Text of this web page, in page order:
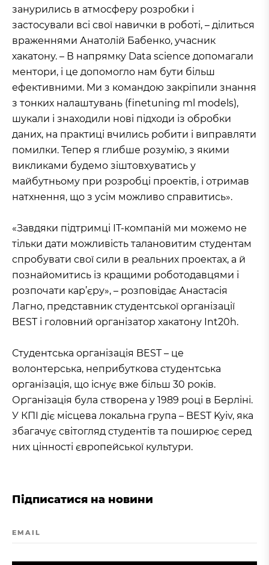
занурились в атмосферу розробки і
застосували всі свої навички в роботі, – ділиться
враженнями Анатолій Бабенко, учасник
хакатону. – В напрямку Data science допомагали
ментори, і це допомогло нам бути більш
ефективними. Ми з командою закріпили знання
з тонких налаштувань (finetuning ml models),
шукали і знаходили нові підходи із обробки
даних, на практиці вчились робити і виправляти
помилки. Тепер я глибше розумію, з якими
викликами будемо зіштовхуватись у
майбутньому при розробці проектів, і отримав
натхнення, що з усім можливо справитись».
«Завдяки підтримці ІТ-компаній ми можемо не
тільки дати можливість талановитим студентам
спробувати свої сили в реальних проектах, а й
познайомитись із кращими роботодавцями і
розпочати кар’єру», – розповідає Анастасія
Лагно, представник студентської організації
BEST і головний організатор хакатону Int20h.
Студентська організація BEST – це
волонтерська, неприбуткова студентська
організація, що існує вже більш 30 років.
Організація була створена у 1989 році в Берліні.
У КПІ діє місцева локальна група – BEST Kyiv, яка
збагачує світогляд студентів та поширює серед
них цінності європейської культури.
Підписатися на новини
EMAIL